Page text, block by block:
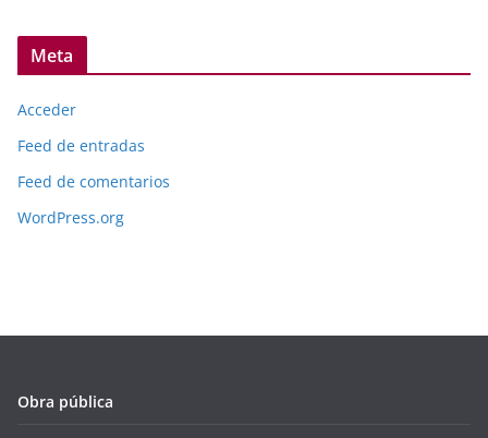
Meta
Acceder
Feed de entradas
Feed de comentarios
WordPress.org
Obra pública